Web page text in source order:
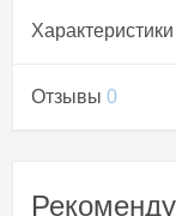
Характеристики
Отзывы 0